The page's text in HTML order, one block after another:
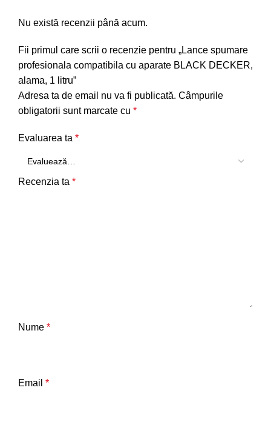
Nu există recenzii până acum.
Fii primul care scrii o recenzie pentru „Lance spumare
profesionala compatibila cu aparate BLACK DECKER,
alama, 1 litru”
Adresa ta de email nu va fi publicată. Câmpurile
obligatorii sunt marcate cu *
Evaluarea ta *
Recenzia ta *
Nume *
Email *